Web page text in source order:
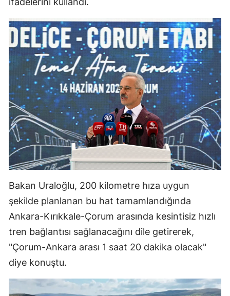
Siirt
Sinop
Sivas
Tekirdağ
Tokat
Trabzon
Tunceli
Şanlıurfa
Uşak
Van
Yozgat
Aksaray
Bakan Uraloğlu, 200 kilometre hıza uygun
şekilde planlanan bu hat tamamlandığında
Ankara-Kırıkkale-Çorum arasında kesintisiz hızlı
tren bağlantısı sağlanacağını dile getirerek,
"Çorum-Ankara arası 1 saat 20 dakika olacak"
diye konuştu.